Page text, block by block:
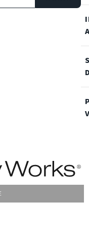
PolicyAccessibilità